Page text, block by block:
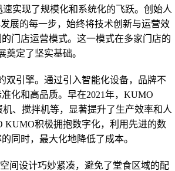
实现了规模化和系统化的飞跃。创始人
展的每一步，始终将技术创新与运营效
门店运营模式。这一模式在多家门店的
定了坚实基础。
双引擎。通过引入智能化设备，品牌不
化和高品质。早在2021年，KUMO
、搅拌机等，显著提升了生产效率和人
KUMO积极拥抱数字化，利用先进的数
同时，最大化地降低了成本。
间设计巧妙紧凑，避免了堂食区域的配